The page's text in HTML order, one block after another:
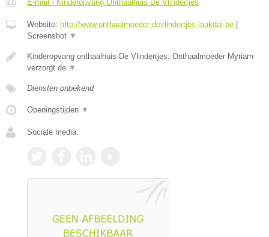
E-mail › Kinderopvang Onthaalhuis De Vlindertjes
Website: http://www.onthaalmoeder-devlindertjes-laakdal.be
Screenshot ▼
Kinderopvang onthaalhuis De Vlindertjes. Onthaalmoeder Myriam
verzorgt de ▼
Diensten onbekend
Openingstijden ▼
Sociale media: